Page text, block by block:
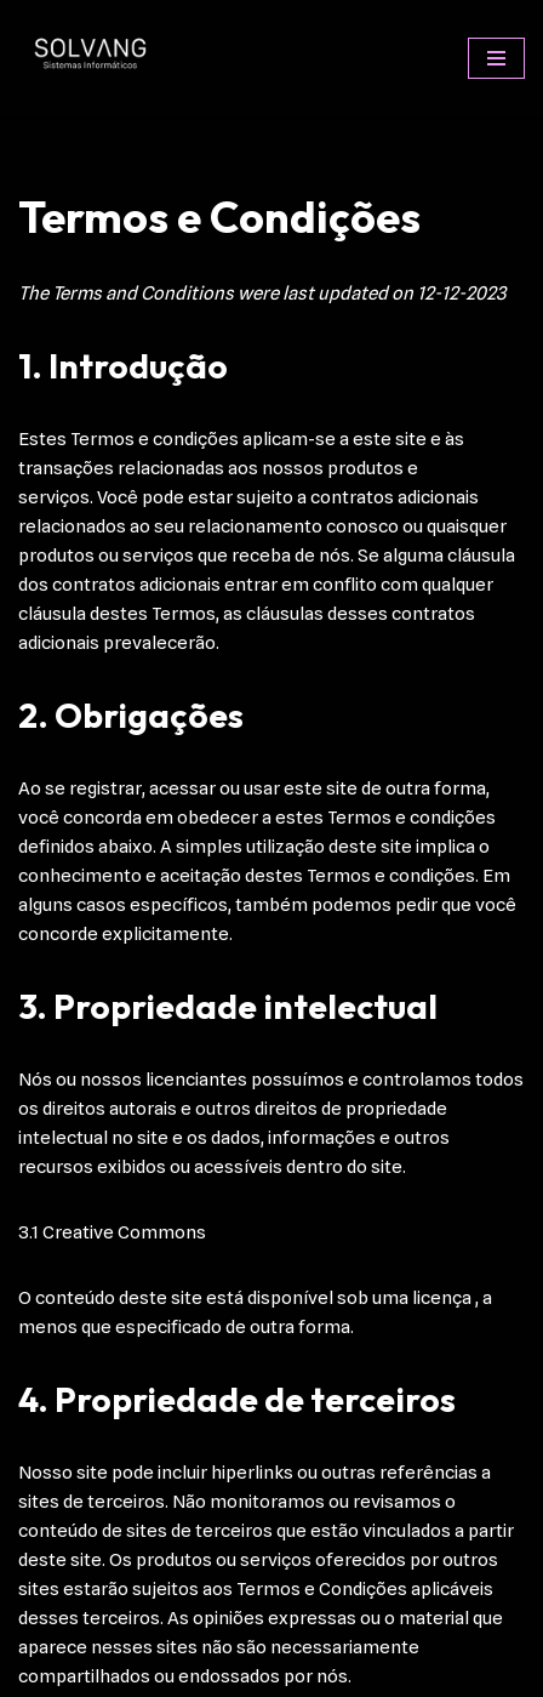
Avançar
Termos e Condições
The Terms and Conditions were last updated on 12-12-2023
1. Introdução
Estes Termos e condições aplicam-se a este site e às
transações relacionadas aos nossos produtos e
serviços. Você pode estar sujeito a contratos adicionais
relacionados ao seu relacionamento conosco ou quaisquer
produtos ou serviços que receba de nós. Se alguma cláusula
dos contratos adicionais entrar em conflito com qualquer
cláusula destes Termos, as cláusulas desses contratos
adicionais prevalecerão.
2. Obrigações
Ao se registrar, acessar ou usar este site de outra forma,
você concorda em obedecer a estes Termos e condições
definidos abaixo. A simples utilização deste site implica o
conhecimento e aceitação destes Termos e condições. Em
alguns casos específicos, também podemos pedir que você
concorde explicitamente.
3. Propriedade intelectual
Nós ou nossos licenciantes possuímos e controlamos todos
os direitos autorais e outros direitos de propriedade
intelectual no site e os dados, informações e outros
recursos exibidos ou acessíveis dentro do site.
3.1 Creative Commons
O conteúdo deste site está disponível sob uma licença , a
menos que especificado de outra forma.
4. Propriedade de terceiros
Nosso site pode incluir hiperlinks ou outras referências a
sites de terceiros. Não monitoramos ou revisamos o
conteúdo de sites de terceiros que estão vinculados a partir
deste site. Os produtos ou serviços oferecidos por outros
sites estarão sujeitos aos Termos e Condições aplicáveis
desses terceiros. As opiniões expressas ou o material que
aparece nesses sites não são necessariamente
compartilhados ou endossados por nós.